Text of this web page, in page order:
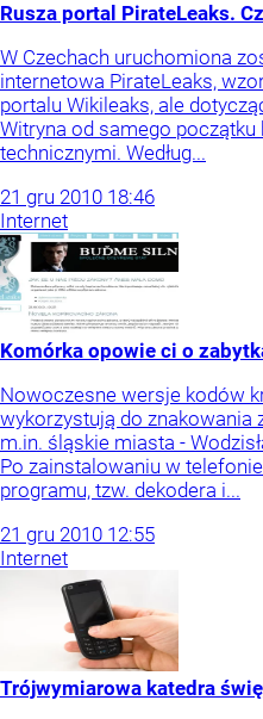
Rusza portal PirateLeaks.
W Czechach uruchomiona
internetowa PirateLeaks,
portalu Wikileaks, ale
Witryna od samego
technicznymi. Według...
21 gru 2010 18:46
Internet
Komórka opowie ci o
Nowoczesne wersje kodów
wykorzystują do znakowania
m.in. śląskie miasta -
Po zainstalowaniu w
programu, tzw. dekodera i...
21 gru 2010 12:55
Internet
Trójwymiarowa katedra